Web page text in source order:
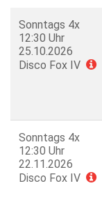
Sonntags 4x
12:30 Uhr
25.10.2026
Disco Fox IV
Sonntags 4x
12:30 Uhr
22.11.2026
Disco Fox IV